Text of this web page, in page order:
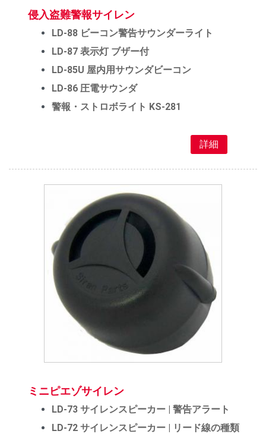
侵入盗難警報サイレン
LD-88 ビーコン警告サウンダーライト
LD-87 表示灯 ブザー付
LD-85U 屋内用サウンダビーコン
LD-86 圧電サウンダ
警報・ストロボライト KS-281
詳細
ミニピエゾサイレン
LD-73 サイレンスピーカー | 警告アラート
LD-72 サイレンスピーカー | リード線の種類